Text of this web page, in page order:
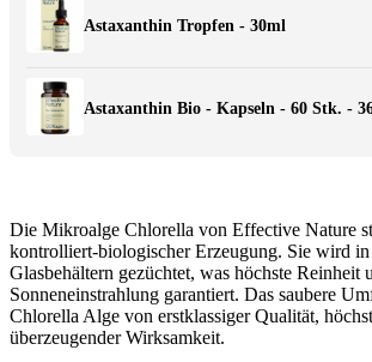
Astaxanthin Tropfen - 30ml
Astaxanthin Bio - Kapseln - 60 Stk. -
Die Mikroalge Chlorella von Effective Nature
kontrolliert-biologischer Erzeugung. Sie wird in
Glasbehältern gezüchtet, was höchste Reinheit
Sonneneinstrahlung garantiert. Das saubere
Chlorella Alge von erstklassiger Qualität,
überzeugender Wirksamkeit.